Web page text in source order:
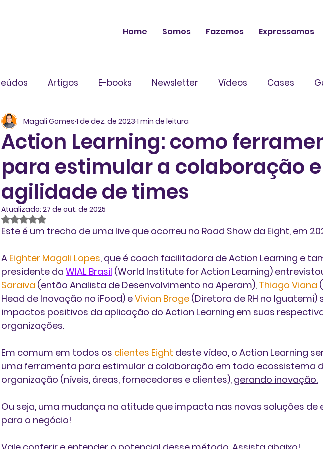
Home Somos Fazemos Expressamos
Artigos E-books Newsletter Vídeos Cases
Infográficos
Action Learning: como
para estimular a colaboração e
agilidade de times
Magali Gomes 1 de dez. de 2023 1 min de leitura
Atualizado: 27 de out. de 2025
Avaliado com NaN de 5 estrelas.
Este é um trecho de uma live que ocorreu no Road Show da Eight, em
A Eighter Magali Lopes, que é coach facilitadora de Action Learning e
presidente da WIAL Brasil (World Institute for Action Learning)
Saraiva (então Analista de Desenvolvimento na Aperam), Thiago Viana
Head de Inovação no iFood) e Vivian Broge (Diretora de RH no Iguatemi)
impactos positivos da aplicação do Action Learning em suas
organizações.
Em comum em todos os clientes Eight deste vídeo, o Action Learning
uma ferramenta para estimular a colaboração em todo ecossistema
organização (níveis, áreas, fornecedores e clientes), gerando inovação.
Ou seja, uma mudança na atitude que impacta nas novas soluções de
para o negócio!